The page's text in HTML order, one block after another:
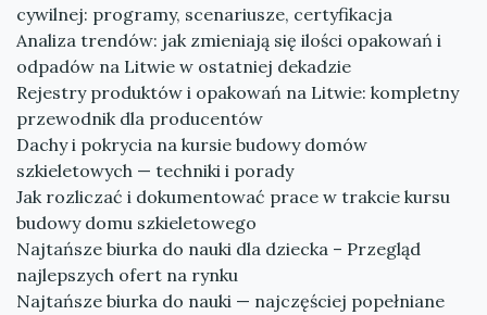
cywilnej: programy, scenariusze, certyfikacja
Analiza trendów: jak zmieniają się ilości opakowań i
odpadów na Litwie w ostatniej dekadzie
Rejestry produktów i opakowań na Litwie: kompletny
przewodnik dla producentów
Dachy i pokrycia na kursie budowy domów
szkieletowych — techniki i porady
Jak rozliczać i dokumentować prace w trakcie kursu
budowy domu szkieletowego
Najtańsze biurka do nauki dla dziecka – Przegląd
najlepszych ofert na rynku
Najtańsze biurka do nauki — najczęściej popełniane